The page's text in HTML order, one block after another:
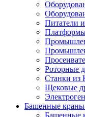
Питатели
Платформы
Роторные
Станки из
Щековые
Башенные краны
Башенные